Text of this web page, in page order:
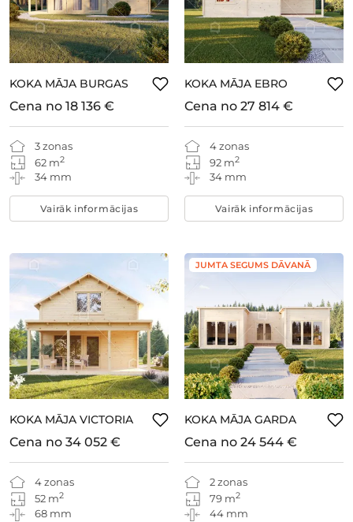
KOKA MĀJA BURGAS
3 zonas
62 m2
34 mm
Cena no 18 136 €
Vairāk informācijas
KOKA MĀJA EBRO
4 zonas
92 m2
34 mm
Cena no 27 814 €
Vairāk informācijas
KOKA MĀJA VICTORIA
4 zonas
52 m2
68 mm
Cena no 34 052 €
JUMTA SEGUMS DĀVANĀ
KOKA MĀJA GARDA
2 zonas
79 m2
44 mm
Cena no 24 544 €